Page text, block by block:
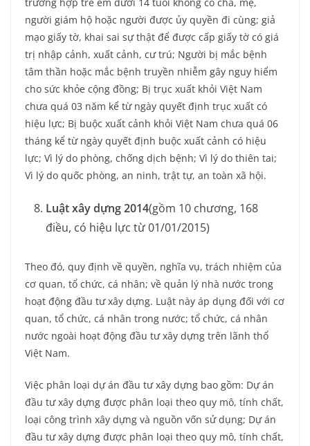
người giám hộ hoặc người được ủy quyền đi cùng; giả
mạo giấy tờ, khai sai sự thật để được cấp giấy tờ có giá
trị nhập cảnh, xuất cảnh, cư trú; Người bị mắc bệnh
tâm thần hoặc mắc bệnh truyền nhiễm gây nguy hiểm
cho sức khỏe cộng đồng; Bị trục xuất khỏi Việt Nam
chưa quá 03 năm kể từ ngày quyết định trục xuất có
hiệu lực; Bị buộc xuất cảnh khỏi Việt Nam chưa quá 06
tháng kể từ ngày quyết định buộc xuất cảnh có hiệu
lực; Vì lý do phòng, chống dịch bệnh; Vì lý do thiên tai;
Vì lý do quốc phòng, an ninh, trật tự, an toàn xã hội.
Luật xây dựng 2014(gồm 10 chương, 168
điều, có hiệu lực từ 01/01/2015)
Theo đó, quy định về quyền, nghĩa vụ, trách nhiệm của
cơ quan, tổ chức, cá nhân; về quản lý nhà nước trong
hoạt động đầu tư xây dựng. Luật này áp dụng đối với cơ
quan, tổ chức, cá nhân trong nước; tổ chức, cá nhân
nước ngoài hoạt động đầu tư xây dựng trên lãnh thổ
Việt Nam.
Việc phân loại dự án đầu tư xây dựng bao gồm: Dự án
đầu tư xây dựng được phân loại theo quy mô, tính chất,
loại công trình xây dựng và nguồn vốn sử dụng; Dự án
đầu tư xây dựng được phân loại theo quy mô, tính chất,